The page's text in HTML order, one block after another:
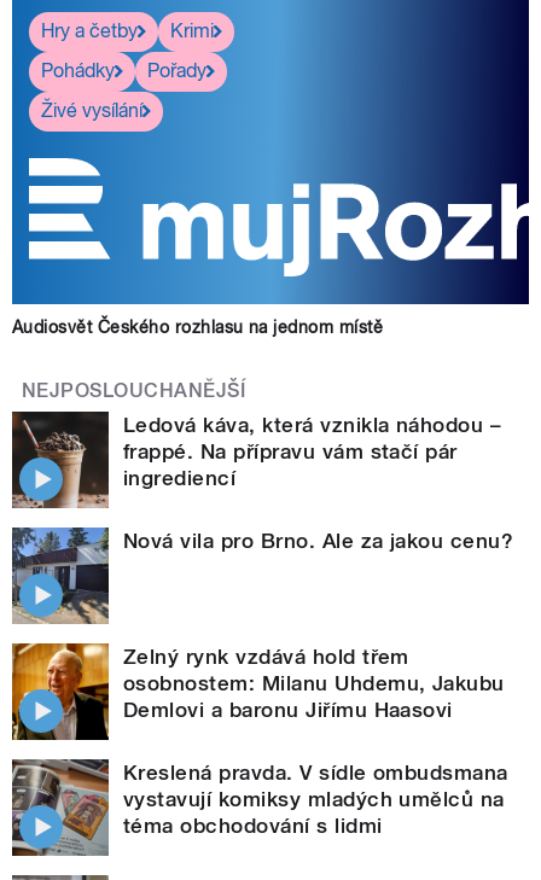
Hry a četby
Krimi
Pohádky
Pořady
Živé vysílání
Audiosvět Českého rozhlasu na jednom místě
NEJPOSLOUCHANĚJŠÍ
Ledová káva, která vznikla náhodou –
frappé. Na přípravu vám stačí pár
ingrediencí
Nová vila pro Brno. Ale za jakou cenu?
Zelný rynk vzdává hold třem
osobnostem: Milanu Uhdemu, Jakubu
Demlovi a baronu Jiřímu Haasovi
Kreslená pravda. V sídle ombudsmana
vystavují komiksy mladých umělců na
téma obchodování s lidmi